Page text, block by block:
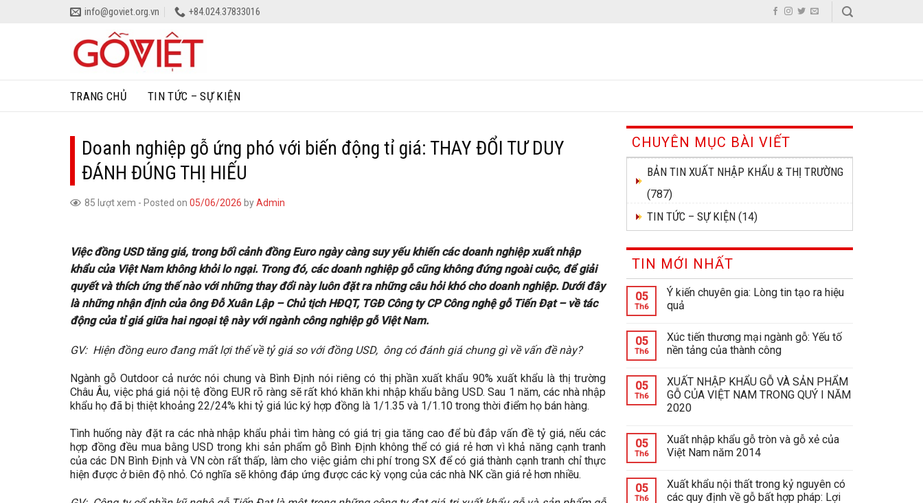
info@goviet.org.vn +84.024.37833016
TRANG CHỦ TIN TỨC – SỰ KIỆN
Doanh nghiệp gỗ ứng phó với biến động tỉ giá: THAY ĐỔI TƯ DUY
ĐÁNH ĐÚNG THỊ HIẾU
85 lượt xem - Posted on 05/06/2026 byAdmin
Việc đồng USD tăng giá, trong bối cảnh đồng Euro ngày càng suy yếu khiến các doanh nghiệp xuất nhập
khẩu của Việt Nam không khỏi lo ngại. Trong đó, các doanh nghiệp gỗ cũng không đứng ngoài cuộc, để giải
quyết và thích ứng thế nào với những thay đổi này luôn đặt ra những câu hỏi khó cho doanh nghiệp. Dưới đây
là những nhận định của ông Đỗ Xuân Lập – Chủ tịch HĐQT, TGĐ Công ty CP Công nghệ gỗ Tiến Đạt – về tác
động của tỉ giá giữa hai ngoại tệ này với ngành công nghiệp gỗ Việt Nam.
GV: Hiện đồng euro đang mất lợi thế về tỷ giá so với đồng USD, ông có đánh giá chung gì về vấn đề này?
Ngành gỗ Outdoor cả nước nói chung và Bình Định nói riêng có thị phần xuất khẩu 90% xuất khẩu là thị trường
Châu Âu, việc phá giá nội tệ đồng EUR rõ ràng sẽ rất khó khăn khi nhập khẩu bằng USD. Sau 1 năm, các nhà nhập
khẩu họ đã bị thiệt khoảng 22/24% khi tỷ giá lúc ký hợp đồng là 1/1.35 và 1/1.10 trong thời điểm họ bán hàng.
Tình huống này đặt ra các nhà nhập khẩu phải tìm hàng có giá trị gia tăng cao để bù đắp vấn đề tỷ giá, nếu các
hợp đồng đều mua bằng USD trong khi sản phẩm gỗ Bình Định không thể có giá rẻ hơn vì khả năng cạnh tranh
của các DN Bình Định và VN còn rất thấp, làm cho việc giảm chi phí trong SX để có giá thành cạnh tranh chỉ thực
hiện được ở biên độ nhỏ. Có nghĩa sẽ không đáp ứng được các kỳ vọng của các nhà NK cần giá rẻ hơn nhiều.
CHUYÊN MỤC BÀI VIẾT
BẢN TIN XUẤT NHẬP KHẨU & THỊ TRƯỜNG
(787)
TIN TỨC – SỰ KIỆN (14)
TIN MỚI NHẤT
05
Th6
Ý kiến chuyên gia: Lòng tin tạo ra hiệu
quả
05
Th6
Xúc tiến thương mại ngành gỗ: Yếu tố
nền tảng của thành công
05
Th6
XUẤT NHẬP KHẨU GỖ VÀ SẢN PHẨM
GỖ CỦA VIỆT NAM TRONG QUÝ I NĂM
2020
05
Th6
Xuất nhập khẩu gỗ tròn và gỗ xẻ của
Việt Nam năm 2014
05
Th6
Xuất khẩu nội thất trong kỷ nguyên có
các quy định về gỗ bất hợp pháp: Lợi